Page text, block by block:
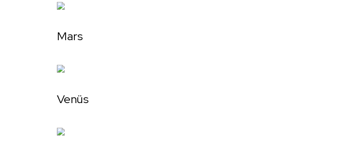
Mars
Venüs